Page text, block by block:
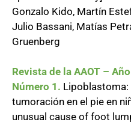
Gonzalo Kido, Martín
Julio Bassani, Matías
Gruenberg
Revista de la AAOT –
Número 1. Lipoblastoma:
tumoración en el pie en
unusual cause of foot